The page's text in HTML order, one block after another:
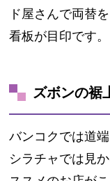
ド屋さんで両替
看板が目印です。
ズボンの裾
バンコクでは道
シラチャでは見